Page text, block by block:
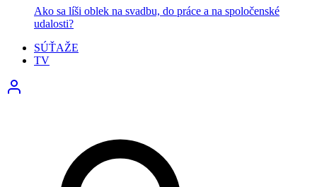
Ako sa líši oblek na svadbu, do práce a na spoločenské
udalosti?
SÚŤAŽE
TV